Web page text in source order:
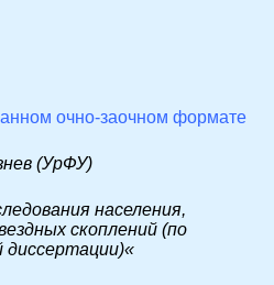
очно-заочном формате
(УрФУ)
населения,
скоплений (по
диссертации)«